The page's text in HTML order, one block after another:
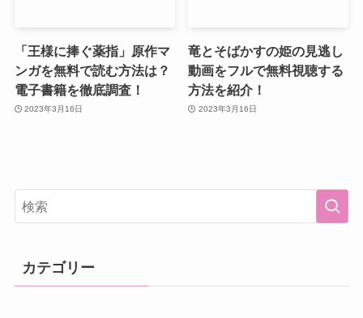
「王様に捧ぐ薬指」原作マ
ンガを無料で読む方法は？
電子書籍を徹底調査！
2023年3月16日
竜とそばかすの姫の見逃し
動画をフルで無料視聴する
方法を紹介！
2023年3月16日
カテゴリー